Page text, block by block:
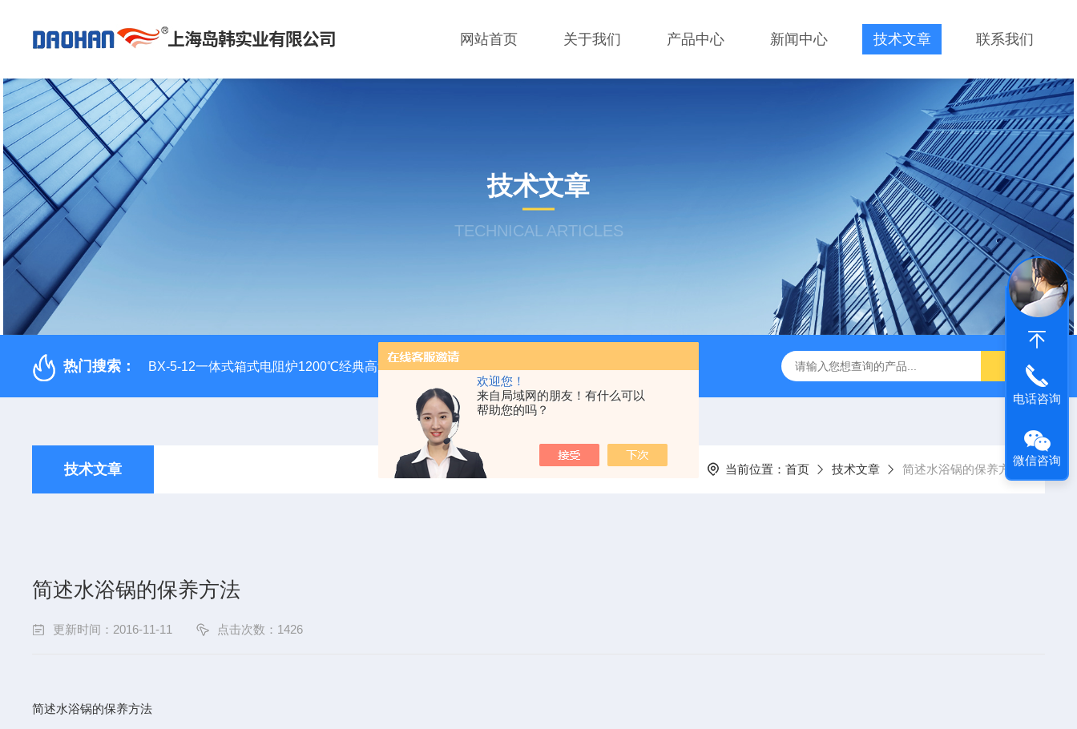
欢迎您！
来自局域网的朋友！有什么可以
帮助您的吗？
网站首页 关于我们 产品中心 新闻中心 技术文章 联系我们
技术文章
TECHNICAL ARTICLES
热门搜索： BX-5-12一体式箱式电阻炉1200℃经典高温马弗炉 BX-12-12H灰分含量测定马弗炉1200度电炉灰分测定仪 GDJ6010高低温交变试验箱daohan冷热交变测试箱
技术文章 当前位置： 首页 技术文章 简述水浴锅的保养方法
简述水浴锅的保养方法
更新时间：2016-11-11 点击次数：1426
简述水浴锅的保养方法
电话咨询
微信咨询